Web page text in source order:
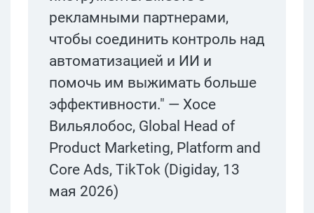
рекламными партнерами,
чтобы соединить контроль над
автоматизацией и ИИ и
помочь им выжимать больше
эффективности." — Хосе
Вильялобос, Global Head of
Product Marketing, Platform and
Core Ads, TikTok (Digiday, 13
мая 2026)